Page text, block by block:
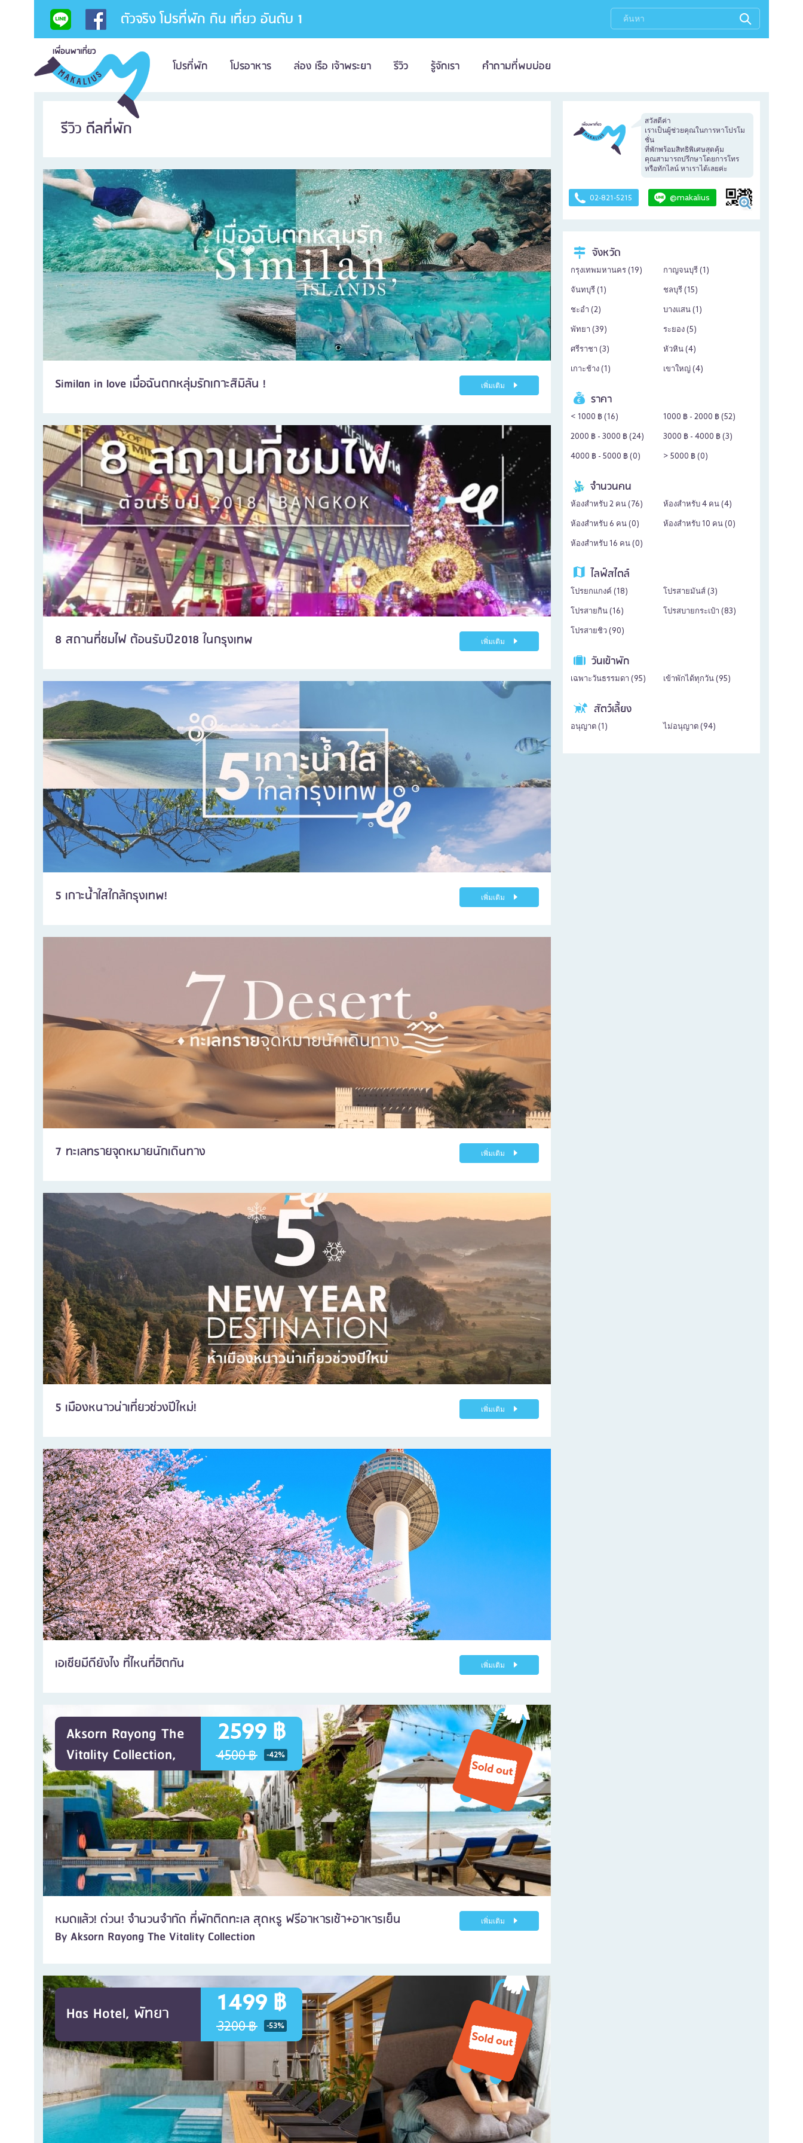
ตัวจริง โปรที่พัก กิน เที่ยว อันดับ 1
โปรที่พัก โปรอาหาร ล่อง เรือ เจ้าพระยา รีวิว รู้จักเรา คำถามที่พบบ่อย
รีวิว ดีลที่พัก
Similan in love เมื่อฉันตกหลุ่มรักเกาะสิมิลัน ! เพิ่มเติม
8 สถานที่ชมไฟ ต้อนรับปี2018 ในกรุงเทพ เพิ่มเติม
5 เกาะน้ำใสใกล้กรุงเทพ! เพิ่มเติม
7 ทะเลทรายจุดหมายนักเดินทาง เพิ่มเติม
5 เมืองหนาวน่าเที่ยวช่วงปีใหม่! เพิ่มเติม
เอเชียมีดียังไง ที่ไหนที่ฮิตกัน เพิ่มเติม
Aksorn Rayong The
Vitality Collection,
ระยอง
2599 ฿
4500 ฿ -42%
หมดแล้ว! ด่วน! จำนวนจำกัด ที่พักติดทะเล สุดหรู ฟรีอาหารเช้า+อาหารเย็น
By Aksorn Rayong The Vitality Collection
เพิ่มเติม
Has Hotel, พัทยา 1499 ฿
3200 ฿ -53%
สวัสดีค่า
เราเป็นผู้ช่วยคุณในการหาโปรโม
ชั่น
ที่พักพร้อมสิทธิพิเศษสุดคุ้ม
คุณสามารถปรึกษาโดยการโทร
หรือทักไลน์ หาเราได้เลยค่ะ
02-821-5215 @makalius
จังหวัด
กรุงเทพมหานคร (19) กาญจนบุรี (1 )
จันทบุรี (1 ) ชลบุรี (15)
ชะอำ (2) บางแสน (1 )
พัทยา (39) ระยอง (5)
ศรีราชา (3) หัวหิน (4)
เกาะช้าง (1 ) เขาใหญ่ (4)
ราคา
< 1000 ฿ (16) 1000 ฿ - 2000 ฿ (52)
2000 ฿ - 3000 ฿ (24) 3000 ฿ - 4000 ฿ (3)
4000 ฿ - 5000 ฿ (0) > 5000 ฿ (0)
จำนวนคน
ห้องสำหรับ 2 คน ( 76) ห้องสำหรับ 4 คน (4)
ห้องสำหรับ 6 คน (0) ห้องสำหรับ 10 คน (0)
ห้องสำหรับ 16 คน (0)
ไลฟ์สไตล์
โปรยกแกงค์ (18) โปรสายมันส์ (3)
โปรสายกิน (16) โปรสบายกระเป๋า (83)
โปรสายชิว ( 90)
วันเข้าพัก
เฉพาะวันธรรมดา ( 95) เข้าพักได้ทุกวัน ( 95)
สัตว์เลี้ยง
อนุญาต (1 ) ไม่อนุญาต ( 94)